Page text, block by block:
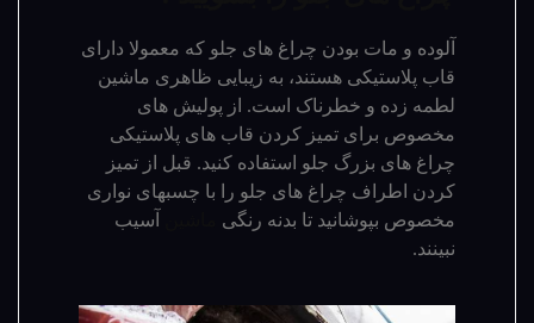
آلوده و مات بودن چراغ های جلو که معمولا دارای
قاب پلاستیکی هستند، به زیبایی ظاهری ماشین
لطمه زده و خطرناک است. از پولیش های
مخصوص برای تمیز کردن قاب های پلاستیکی
چراغ های بزرگ جلو استفاده کنید. قبل از تمیز
کردن اطراف چراغ های جلو را با چسب­های نواری
مخصوص بپوشانید تا بدنه رنگی
آسیب
نبینند.